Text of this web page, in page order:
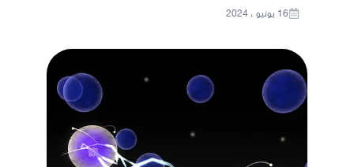
16 يونيو ، 2024